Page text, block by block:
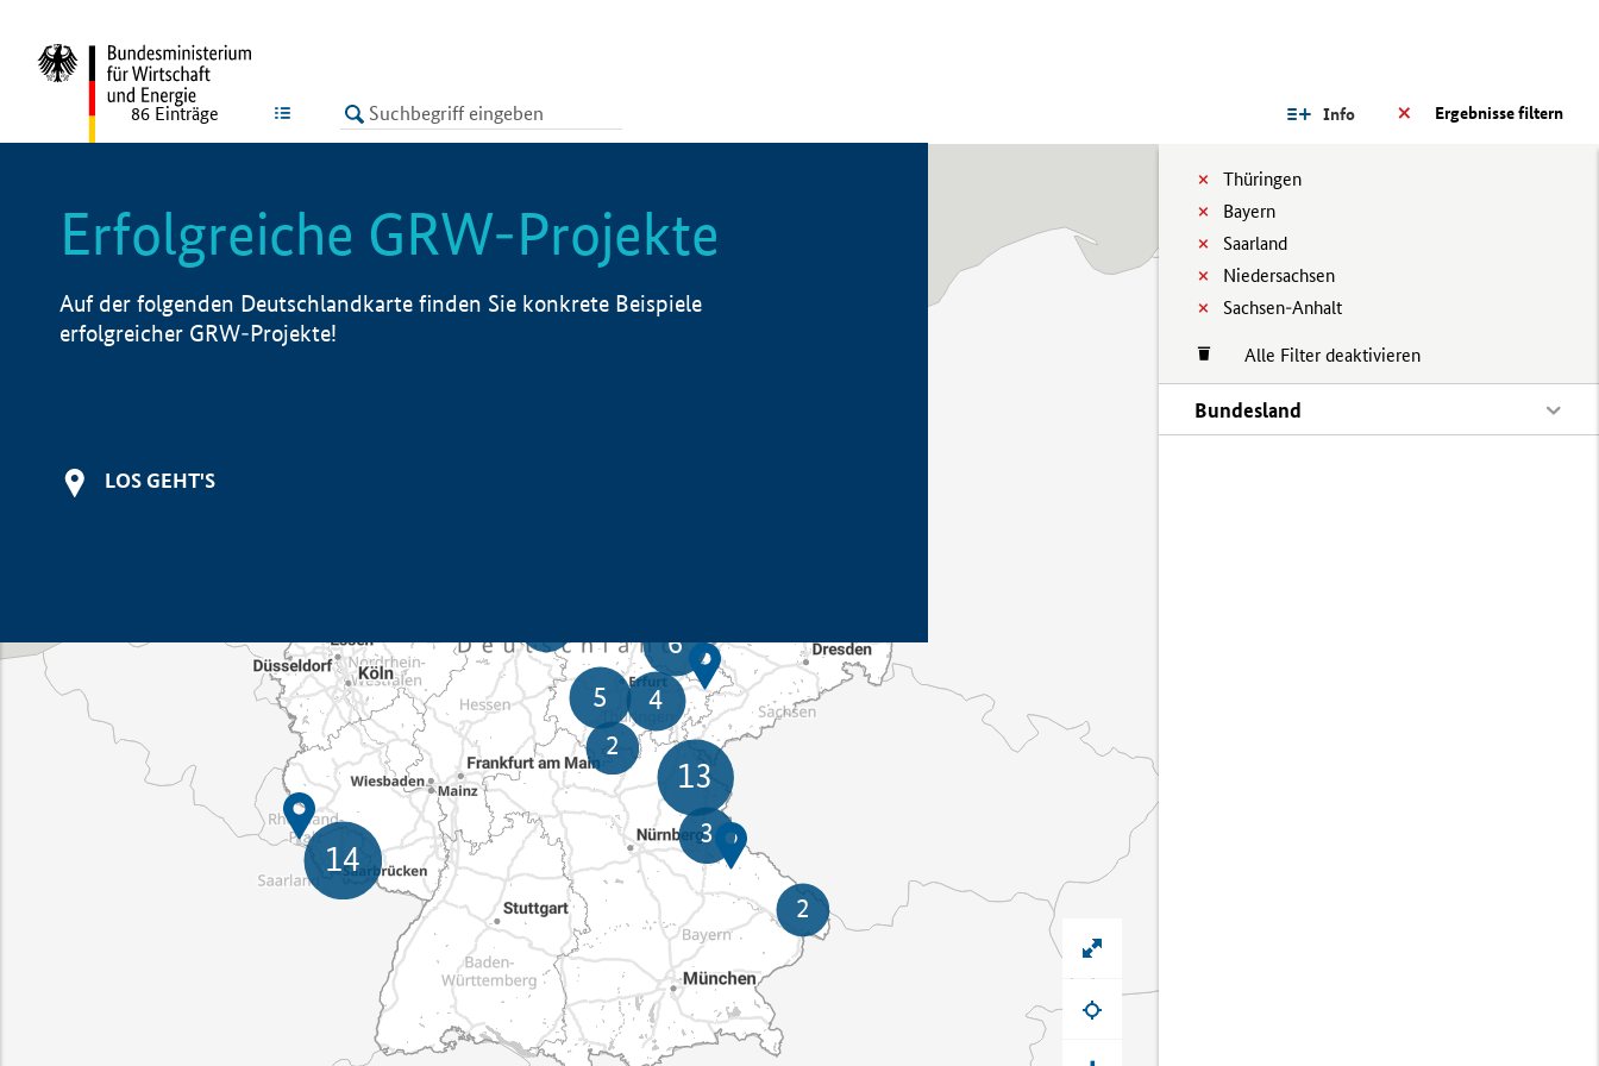
LISTE Ergebnisse filtern
Info
Thüringen
Bayern
Saarland
Niedersachsen
Sachsen-Anhalt
Alle Filter deaktivieren
Bundesland
86 Einträge
Erfolgreiche GRW-Projekte
Auf der folgenden Deutschlandkarte finden Sie konkrete Beispiele
erfolgreicher GRW-Projekte!
LOS GEHT'S